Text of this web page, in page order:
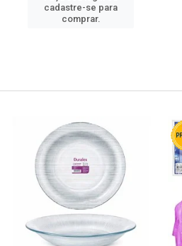
cadastre-se para
comprar.